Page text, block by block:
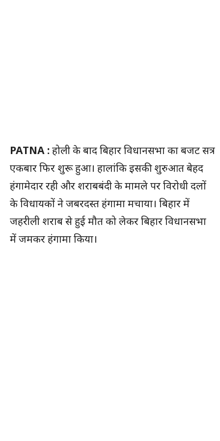
PATNA :होली के बाद बिहार विधानसभा का बजट सत्र
एकबार फिर शुरू हुआ। हालांकि इसकी शुरुआत बेहद
हंगामेदार रही और शराबबंदी के मामले पर विरोधी दलों
के विधायकों ने जबरदस्त हंगामा मचाया। बिहार में
जहरीली शराब से हुई मौत को लेकर बिहार विधानसभा
में जमकर हंगामा किया।